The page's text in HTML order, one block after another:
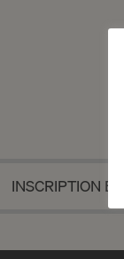
INSCRIPTION